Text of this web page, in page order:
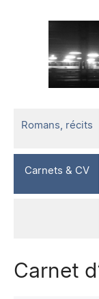
Romans, récits
Carnets & CV
Carnet